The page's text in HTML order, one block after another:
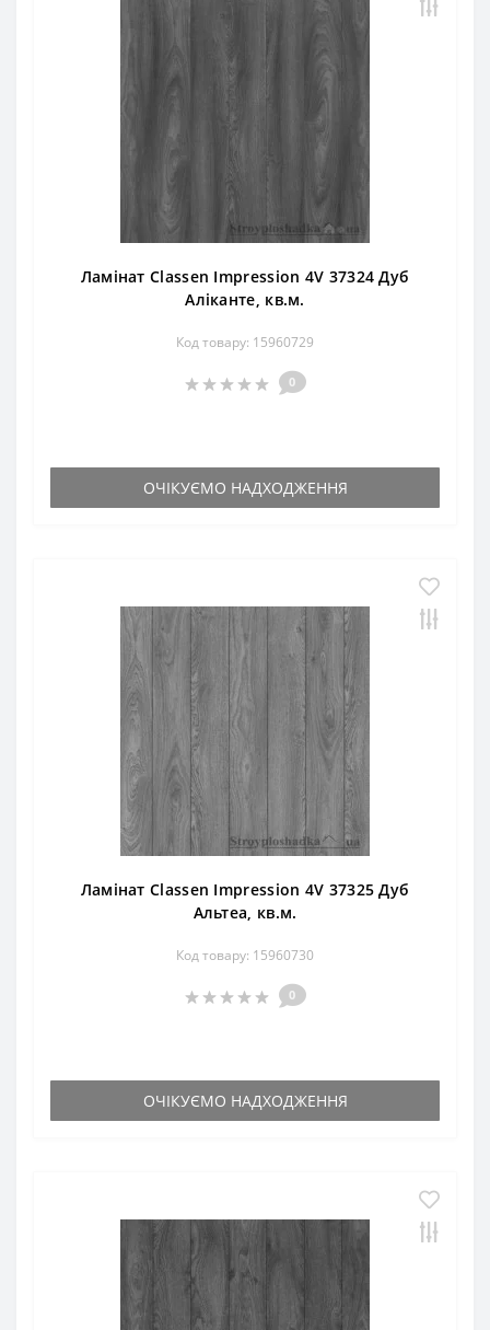
Ламінат Classen Impression 4V 37324 Дуб
Аліканте, кв.м.
Код товару: 15960729
0
ОЧІКУЄМО НАДХОДЖЕННЯ
Ламінат Classen Impression 4V 37325 Дуб
Альтеа, кв.м.
Код товару: 15960730
0
ОЧІКУЄМО НАДХОДЖЕННЯ